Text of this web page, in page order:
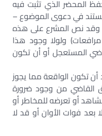
المحضر الذي تثبت فيه
في دعوى الموضوع –
وقد نص المشرع على هذه
الدعوى بنص خاص (المادة 222 مرافعات) ولولا وجود هذا
المستعجل أو أن تكون
تكون الواقعة مما يجوز
القاضي من وجود ضرورة
أو تعرضه للمخاطر أو
بعد فوات الأوان أو قد لا